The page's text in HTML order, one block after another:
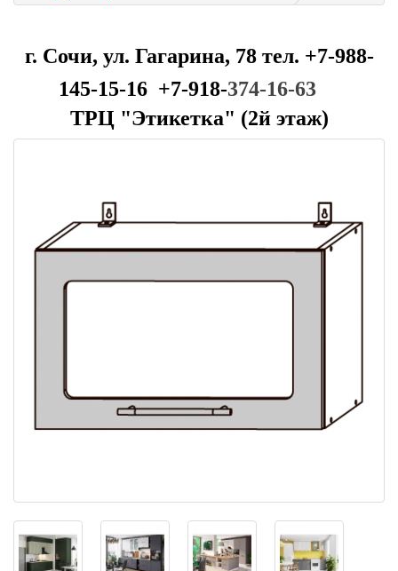
г. Сочи, ул. Гагарина, 78 тел. +7-988-
145-15-16 +7-918-374-16-63
ТРЦ "Этикетка" (2й этаж)